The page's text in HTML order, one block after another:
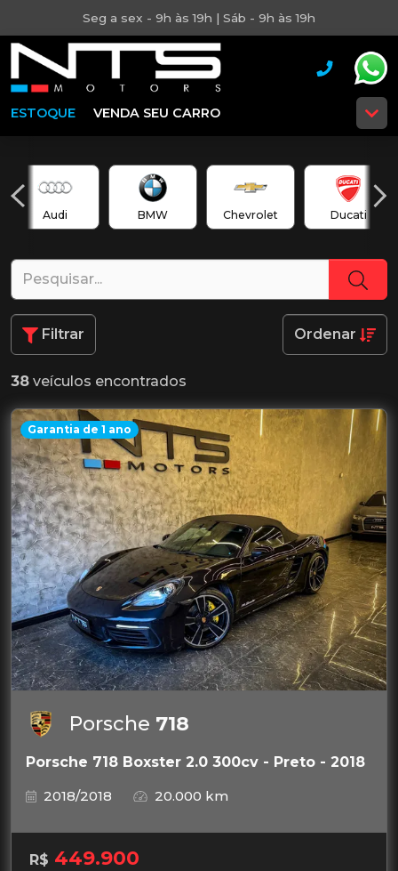
Seg a sex - 9h às 19h | Sáb - 9h às 19h
ESTOQUE VENDA SEU CARRO
Audi BMW Chevrolet Ducati
Filtrar Ordenar
38 veículos encontrados
Garantia de 1 ano
Porsche 718
Porsche 718 Boxster 2.0 300cv - Preto - 2018
2018/2018
20.000 km
R$ 449.900